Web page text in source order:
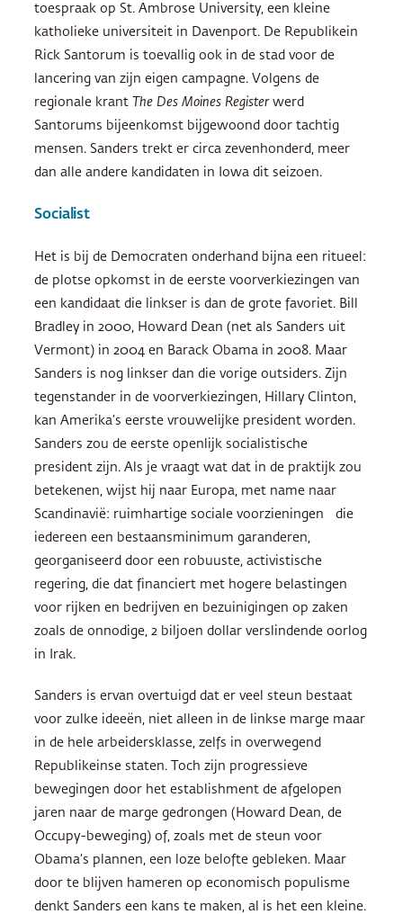
toespraak op St. Ambrose University, een kleine
katholieke universiteit in Davenport. De Republikein
Rick Santorum is toevallig ook in de stad voor de
lancering van zijn eigen campagne. Volgens de
regionale krant The Des Moines Registerwerd
Santorums bijeenkomst bijgewoond door tachtig
mensen. Sanders trekt er circa zevenhonderd, meer
dan alle andere kandidaten in Iowa dit seizoen.
Socialist
Het is bij de Democraten onderhand bijna een ritueel:
de plotse opkomst in de eerste voorverkiezingen van
een kandidaat die linkser is dan de grote favoriet. Bill
Bradley in 2000, Howard Dean (net als Sanders uit
Vermont) in 2004 en Barack Obama in 2008. Maar
Sanders is nog linkser dan die vorige outsiders. Zijn
tegenstander in de voorverkiezingen, Hillary Clinton,
kan Amerika’s eerste vrouwelijke president worden.
Sanders zou de eerste openlijk socialistische
president zijn. Als je vraagt wat dat in de praktijk zou
betekenen, wijst hij naar Europa, met name naar
Scandinavië: ruimhartige sociale voorzieningen die
iedereen een bestaansminimum garanderen,
georganiseerd door een robuuste, activistische
regering, die dat financiert met hogere belastingen
voor rijken en bedrijven en bezuinigingen op zaken
zoals de onnodige, 2 biljoen dollar verslindende oorlog
in Irak.
Sanders is ervan overtuigd dat er veel steun bestaat
voor zulke ideeën, niet alleen in de linkse marge maar
in de hele arbeidersklasse, zelfs in overwegend
Republikeinse staten. Toch zijn progressieve
bewegingen door het establishment de afgelopen
jaren naar de marge gedrongen (Howard Dean, de
Occupy-beweging) of, zoals met de steun voor
Obama’s plannen, een loze belofte gebleken. Maar
door te blijven hameren op economisch populisme
denkt Sanders een kans te maken, al is het een kleine.